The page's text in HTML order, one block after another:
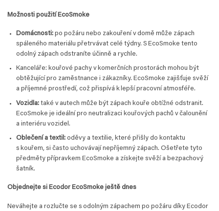
Možnosti použití EcoSmoke
Domácnosti: po požáru nebo zakouření v domě může zápach
spáleného materiálu přetrvávat celé týdny. S EcoSmoke tento
odolný zápach odstraníte účinně a rychle.
Kanceláře: kouřové pachy v komerčních prostorách mohou být
obtěžující pro zaměstnance i zákazníky. EcoSmoke zajišťuje svěží
a příjemné prostředí, což přispívá k lepší pracovní atmosféře.
Vozidla: také v autech může být zápach kouře obtížné odstranit.
EcoSmoke je ideální pro neutralizaci kouřových pachů v čalounění
a interiéru vozidel.
Oblečení a textil:oděvy a textilie, které přišly do kontaktu
s kouřem, si často uchovávají nepříjemný zápach. Ošetřete tyto
předměty přípravkem EcoSmoke a získejte svěží a bezpachový
šatník.
Objednejte si Ecodor EcoSmoke ještě dnes
Neváhejte a rozlučte se s odolným zápachem po požáru díky Ecodor